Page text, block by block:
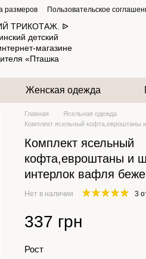
размеров Пользовательское
Женская одежда
Главная
Ясельная одежда
Комплект ясельный кофта,евроштаны
Комплект ясельный
кофта,евроштаны и
интерлок вафля
Нет в наличии 3
337 грн
Рост